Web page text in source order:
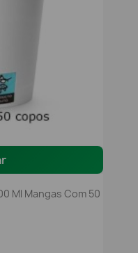
Ml Mangas Com 50